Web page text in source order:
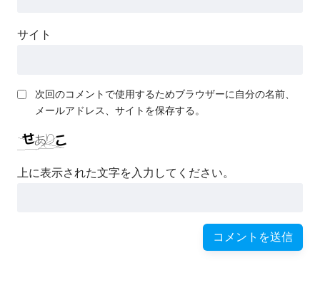
サイト
次回のコメントで使用するためブラウザーに自分の名前、
メールアドレス、サイトを保存する。
上に表示された文字を入力してください。